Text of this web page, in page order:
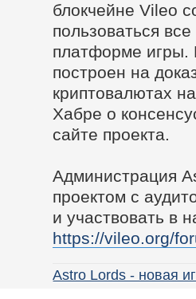
блокчейне Vileo
пользоваться
платформе игры.
построен на
криптовалютах
Хабре о
сайте проекта.
Администрация
проектом с
и участвовать в
https://vileo.org/
Astro Lords - новая